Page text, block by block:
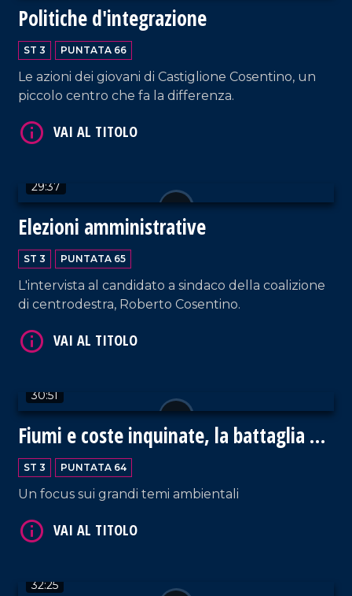
Politiche d'integrazione
ST 3 PUNTATA 66
Le azioni dei giovani di Castiglione Cosentino, un
piccolo centro che fa la differenza.
29:37
Elezioni amministrative
ST 3 PUNTATA 65
L'intervista al candidato a sindaco della coalizione
di centrodestra, Roberto Cosentino.
30:51
Fiumi e coste inquinate, la battaglia di
Legambiente
ST 3 PUNTATA 64
Un focus sui grandi temi ambientali
32:25
VAI AL TITOLO
VAI AL TITOLO
VAI AL TITOLO